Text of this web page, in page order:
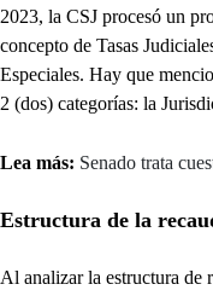
2023, la CSJ procesó un
concepto de Tasas
Especiales. Hay que
2 (dos) categorías: la
Lea más: Senado trata
Estructura de la
Al analizar la estructura de